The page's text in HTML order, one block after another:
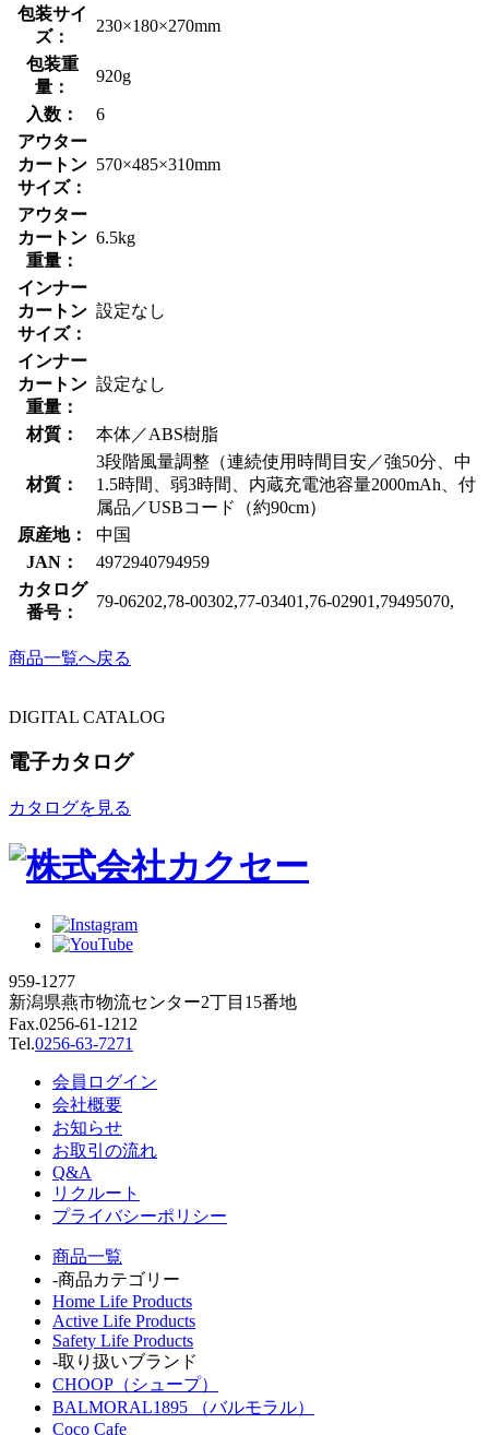
包装サイ
ズ：
230×180×270mm
包装重
量：
920g
入数：
6
アウター
カートン
サイズ：
570×485×310mm
アウター
カートン
重量：
6.5kg
インナー
カートン
サイズ：
設定なし
インナー
カートン
重量：
設定なし
材質： 本体／ABS樹脂
材質：
3段階風量調整（連続使用時間目安／強50分、中
1.5時間、弱3時間、内蔵充電池容量2000mAh、付
属品／USBコード（約90cm）
原産地：
中国
JAN：
4972940794959
カタログ
番号：
79-06202,78-00302,77-03401,76-02901,79495070,
商品一覧へ戻る
DIGITAL CATALOG
電子カタログ
カタログを見る
959-1277
新潟県燕市物流センター2丁目15番地
Fax.0256-61-1212
Tel.0256-63-7271
会員ログイン
会社概要
お知らせ
お取引の流れ
Q&A
リクルート
プライバシーポリシー
商品一覧
-商品カテゴリー
Home Life Products
Active Life Products
Safety Life Products
-取り扱いブランド
CHOOP（シュープ）
BALMORAL1895 （バルモラル）
Coco Cafe